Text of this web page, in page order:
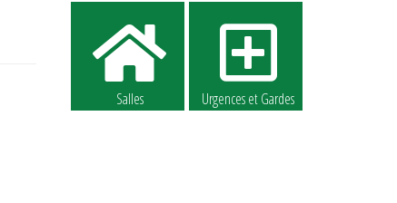
Salles Urgences et Gardes